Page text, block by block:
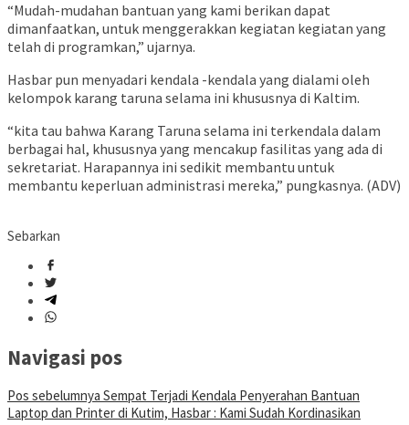
“Mudah-mudahan bantuan yang kami berikan dapat
dimanfaatkan, untuk menggerakkan kegiatan kegiatan yang
telah di programkan,” ujarnya.
Hasbar pun menyadari kendala -kendala yang dialami oleh
kelompok karang taruna selama ini khususnya di Kaltim.
“kita tau bahwa Karang Taruna selama ini terkendala dalam
berbagai hal, khususnya yang mencakup fasilitas yang ada di
sekretariat. Harapannya ini sedikit membantu untuk
membantu keperluan administrasi mereka,” pungkasnya. (ADV)
Sebarkan
Navigasi pos
Pos sebelumnya Sempat Terjadi Kendala Penyerahan Bantuan
Laptop dan Printer di Kutim, Hasbar : Kami Sudah Kordinasikan